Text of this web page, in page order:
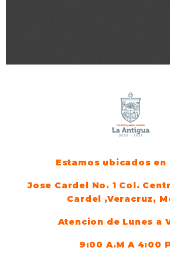
Estamos ubicados en
Jose Cardel No. 1 Col.
Cardel ,Veracruz,
Atencion de Lunes a
9:00 A.M A 4:00